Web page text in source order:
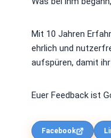
Mit 10 Jahren
ehrlich und
aufspüren, damit
Euer Feedback ist
Facebook